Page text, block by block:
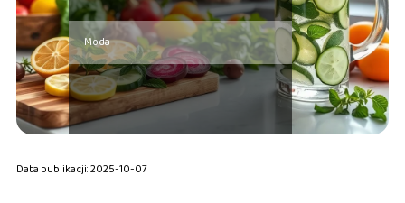
Moda
Data publikacji: 2025-10-07